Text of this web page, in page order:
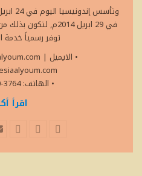
في 29 ابريل 2014م,
توفر رسمياً خدمة
• الايميل |
• الهاتف: 3764-1100-6281+
اقرأ